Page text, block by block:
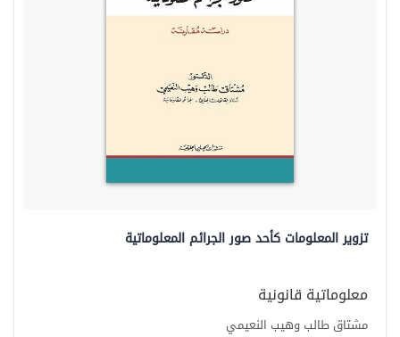
تزوير المعلومات كأحد صور الجرائم المعلوماتية
معلوماتية قانونية
مشتاق طالب وهيب النعيمي